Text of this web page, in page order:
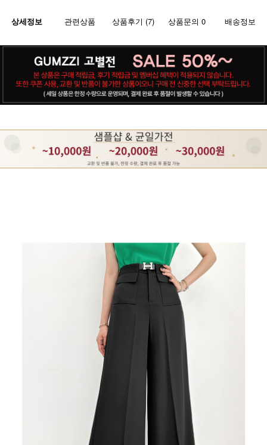
상세정보 관련상품 상품후기 (7) 상품문의 0 배송정보